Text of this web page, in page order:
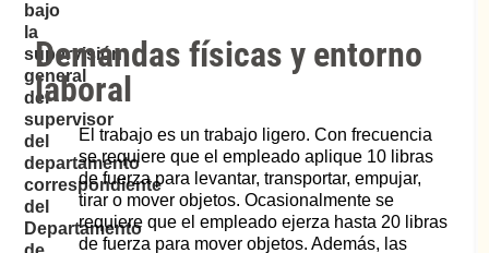
bajo
la
supervisión
general
del
supervisor
del
departamento
correspondiente
del
Departamento
Demandas físicas y entorno
laboral
El trabajo es un trabajo ligero. Con frecuencia
se requiere que el empleado aplique 10 libras
de fuerza para levantar, transportar, empujar,
tirar o mover objetos. Ocasionalmente se
requiere que el empleado ejerza hasta 20 libras
de fuerza para mover objetos. Además, las